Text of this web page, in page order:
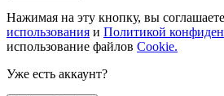
Нажимая на эту кнопку, вы
использования и Политикой
использование файлов Cookie.
Уже есть аккаунт?